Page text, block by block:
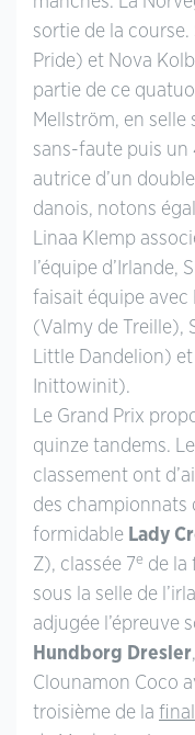
sortie de la
Pride) et Nova
partie de ce
Mellström, en selle
sans-faute puis un
autrice d’un
danois, notons
Linaa Klemp
l’équipe d’Irlande,
faisait équipe avec
(Valmy de Treille),
Little Dandelion)
Inittowinit).
Le Grand Prix
quinze tandems.
classement ont
des championnats
formidable Lady
Z), classée 7e de la
sous la selle de
adjugée l’épreuve
Hundborg Dresler
Clounamon Coco
troisième de la